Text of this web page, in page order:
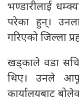
भण्डारीलाई
परेका हुन्।
गरिएको जिल्ला
खड्काले वडा
थिए। उनले आफू
कार्यालयबाट